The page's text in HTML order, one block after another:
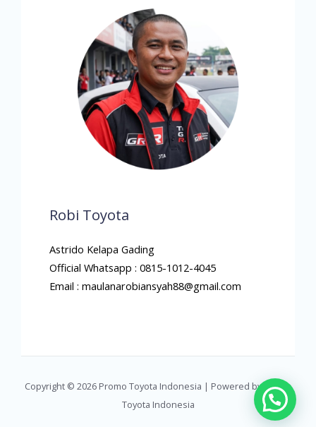
Robi Toyota
Astrido Kelapa Gading
Official Whatsapp : 0815-1012-4045
Email : maulanarobiansyah88@gmail.com
Copyright © 2026 Promo Toyota Indonesia | Powered by Promo
Toyota Indonesia